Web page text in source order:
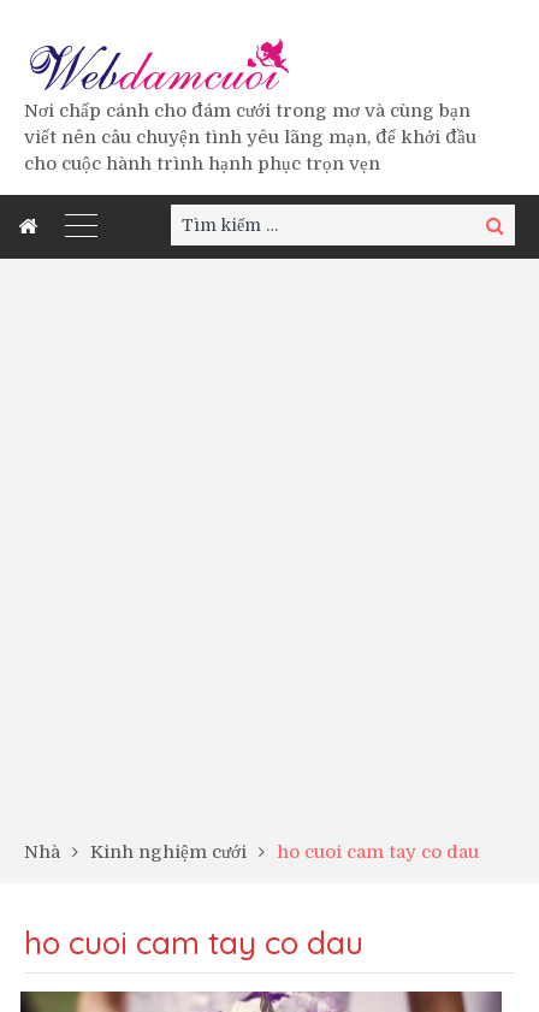
Nơi chấp cánh cho đám cưới trong mơ và cùng bạn
viết nên câu chuyện tình yêu lãng mạn, để khởi đầu
cho cuộc hành trình hạnh phục trọn vẹn
Tìm
kiếm:
Tìm
kiếm
Nhà Kinh nghiệm cưới ho cuoi cam tay co dau
ho cuoi cam tay co dau